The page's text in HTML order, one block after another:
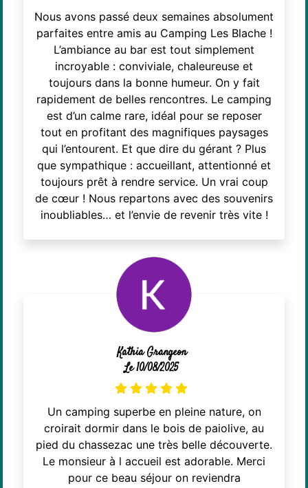
Nous avons passé deux semaines absolument
parfaites entre amis au Camping Les Blache !
L’ambiance au bar est tout simplement
incroyable : conviviale, chaleureuse et
toujours dans la bonne humeur. On y fait
rapidement de belles rencontres. Le camping
est d’un calme rare, idéal pour se reposer
tout en profitant des magnifiques paysages
qui l’entourent. Et que dire du gérant ? Plus
que sympathique : accueillant, attentionné et
toujours prêt à rendre service. Un vrai coup
de cœur ! Nous repartons avec des souvenirs
inoubliables… et l’envie de revenir très vite !
Kathia Grangeon
Le 10/08/2025
Un camping superbe en pleine nature, on
croirait dormir dans le bois de paiolive, au
pied du chassezac une très belle découverte.
Le monsieur à l accueil est adorable. Merci
pour ce beau séjour on reviendra